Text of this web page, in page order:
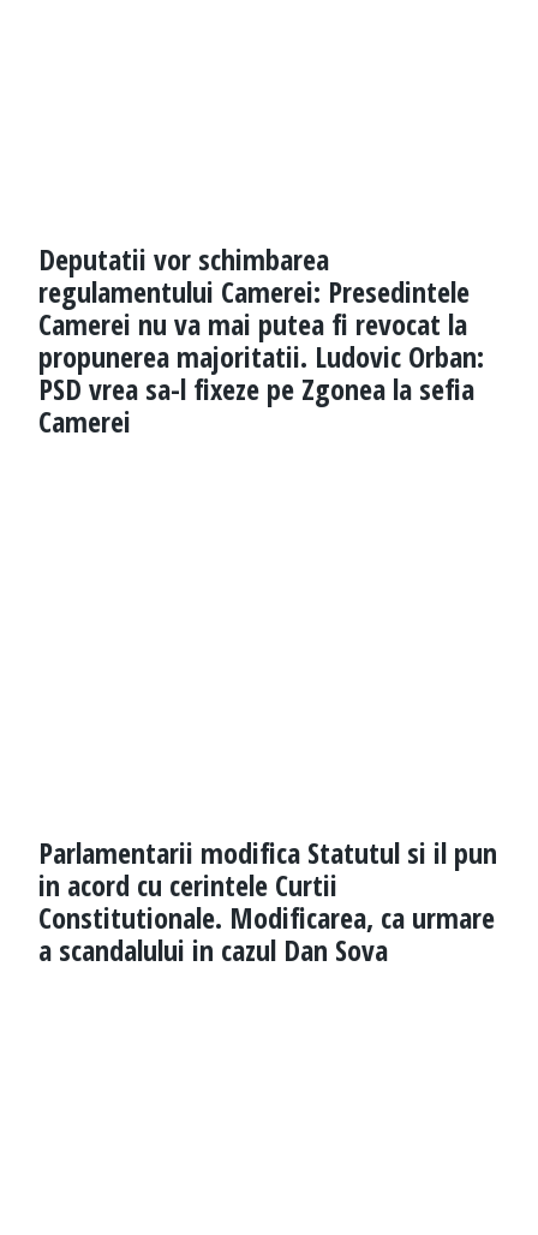
Deputatii vor schimbarea
regulamentului Camerei: Presedintele
Camerei nu va mai putea fi revocat la
propunerea majoritatii. Ludovic Orban:
PSD vrea sa-l fixeze pe Zgonea la sefia
Camerei
Parlamentarii modifica Statutul si il pun
in acord cu cerintele Curtii
Constitutionale. Modificarea, ca urmare
a scandalului in cazul Dan Sova